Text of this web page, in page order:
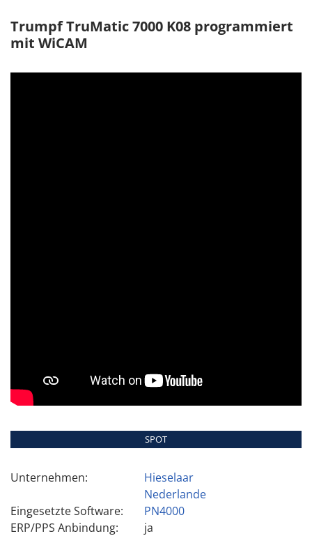
Übersicht
WEITERE TERMINE
Trumpf TruMatic 7000 K08 programmiert
mit WiCAM
SPOT
Unternehmen:
Hieselaar
Nederlande
Eingesetzte Software:
PN4000
ERP/PPS Anbindung:
ja